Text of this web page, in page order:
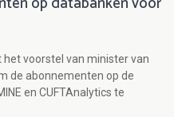
voorstel van minister van
de abonnementen op de
en CUFTAnalytics te